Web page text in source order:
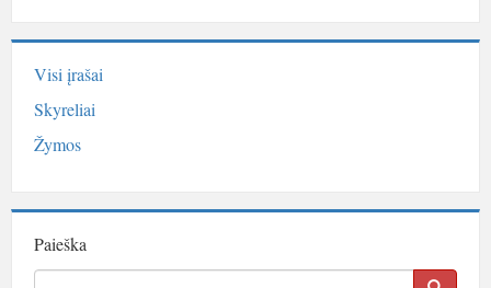
Visi įrašai
Skyreliai
Žymos
Paieška